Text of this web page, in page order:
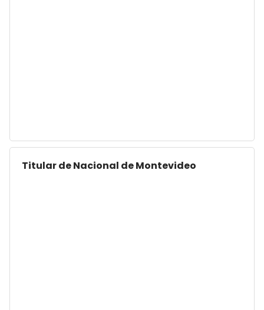
Titular de Nacional de Montevideo